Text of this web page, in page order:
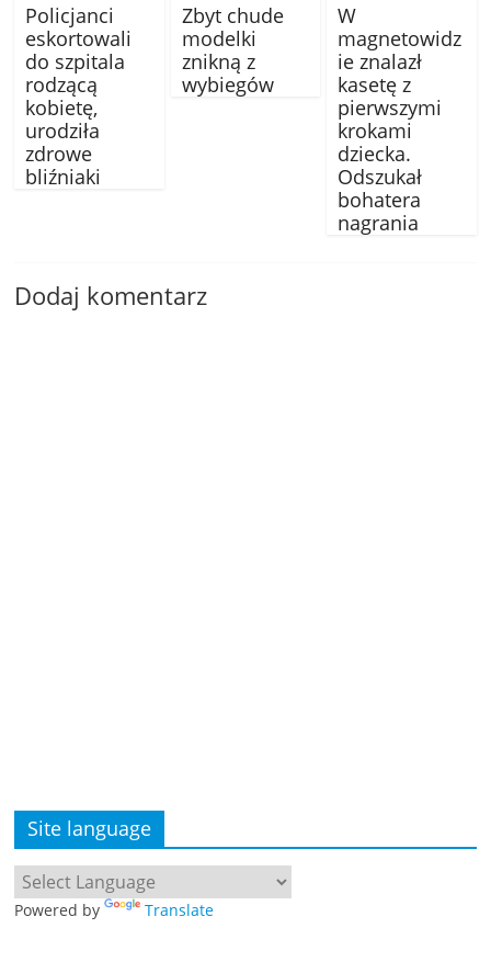
Policjanci
eskortowali
do szpitala
rodzącą
kobietę,
urodziła
zdrowe
bliźniaki
Zbyt chude
modelki
znikną z
wybiegów
W
magnetowidz
ie znalazł
kasetę z
pierwszymi
krokami
dziecka.
Odszukał
bohatera
nagrania
Dodaj komentarz
Site language
Powered by Translate